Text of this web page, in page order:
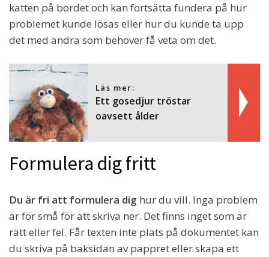
katten på bordet och kan fortsätta fundera på hur
problemet kunde lösas eller hur du kunde ta upp
det med andra som behöver få veta om det.
Läs mer:
Ett gosedjur tröstar
oavsett ålder
Formulera dig fritt
Du är fri att formulera dig hur du vill. Inga problem
är för små för att skriva ner. Det finns inget som är
rätt eller fel. Får texten inte plats på dokumentet kan
du skriva på baksidan av pappret eller skapa ett